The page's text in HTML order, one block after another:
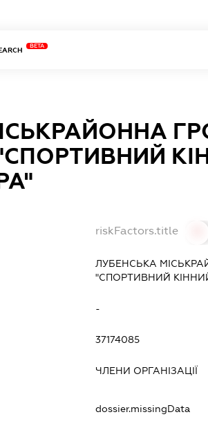
BETA
riskFactors.title
ЛУБЕНСЬКА
"СПОРТИВНИЙ
-
37174085
ЧЛЕНИ ОРГАНІЗАЦІЇ
dossier.missingData